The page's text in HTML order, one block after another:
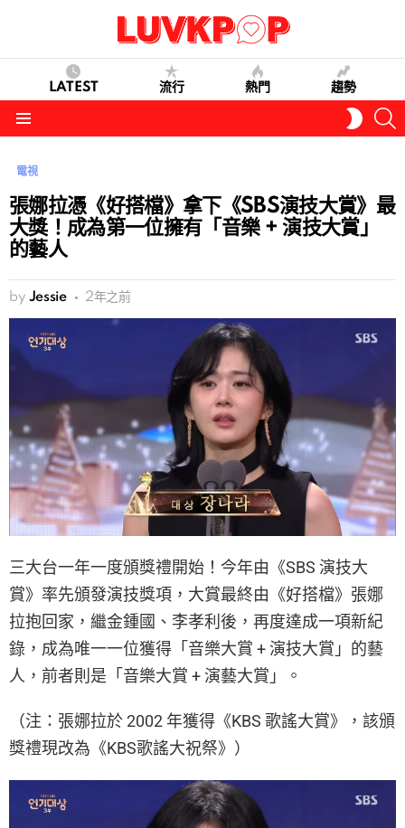
LATEST 流行 熱門 趨勢
SKIN
電視
張娜拉憑《好搭檔》拿下《SBS演技大賞》最
大獎！成為第一位擁有「音樂 + 演技大賞」
的藝人
by Jessie 2年之前
三大台一年一度頒獎禮開始！今年由《SBS 演技大
賞》率先頒發演技獎項，大賞最終由《好搭檔》張娜
拉抱回家，繼金鍾國、李孝利後，再度達成一項新紀
錄，成為唯一一位獲得「音樂大賞 + 演技大賞」的藝
人，前者則是「音樂大賞 + 演藝大賞」。
（注：張娜拉於 2002 年獲得《KBS 歌謠大賞》，該頒
獎禮現改為《KBS歌謠大祝祭》）